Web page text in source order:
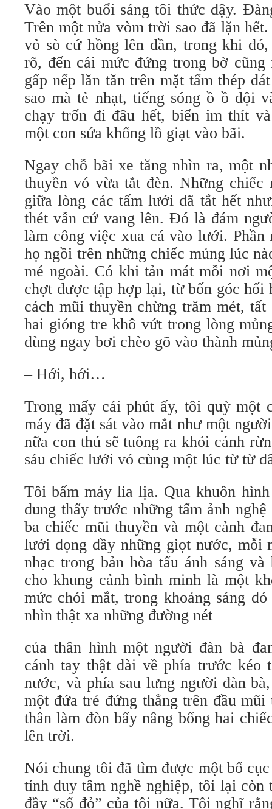
Vào một buổi sáng tôi thức dậy.
Trên một nửa vòm trời sao đã lặn
vỏ sò cứ hồng lên dần, trong khi
rõ, đến cái mức đứng trong bờ
gấp nếp lăn tăn trên mặt tấm thép
sao mà tẻ nhạt, tiếng sóng ồ ồ dội
chạy trốn đi đâu hết, biển im thít
một con sứa khổng lồ giạt vào bãi.
Ngay chỗ bãi xe tăng nhìn ra, một
thuyền vó vừa tắt đèn. Những chiếc
giữa lòng các tấm lưới đã tắt hết
thét vẫn cứ vang lên. Đó là đám
làm công việc xua cá vào lưới. Phần
họ ngồi trên những chiếc mủng lúc
mé ngoài. Có khi tản mát mỗi nơi
chợt được tập hợp lại, từ bốn góc
cách mũi thuyền chừng trăm mét,
hai gióng tre khô vứt trong lòng
dùng ngay bơi chèo gõ vào thành
– Hới, hới…
Trong mấy cái phút ấy, tôi quỳ một
máy đã đặt sát vào mắt như một
nữa con thú sẽ tuông ra khỏi cánh
sáu chiếc lưới vó cùng một lúc từ từ
Tôi bấm máy lia lịa. Qua khuôn
dung thấy trước những tấm ảnh
ba chiếc mũi thuyền và một cảnh
lưới đọng đầy những giọt nước, mỗi
nhạc trong bản hòa tấu ánh sáng
cho khung cảnh bình minh là một
mức chói mắt, trong khoảng sáng
nhìn thật xa những đường nét
của thân hình một người đàn bà
cánh tay thật dài về phía trước kéo
nước, và phía sau lưng người đàn
một đứa trẻ đứng thẳng trên đầu
thân làm đòn bẩy nâng bổng hai
lên trời.
Nói chung tôi đã tìm được một bố
tính duy tâm nghề nghiệp, tôi lại còn
đầy “số đỏ” của tôi nữa. Tôi nghĩ